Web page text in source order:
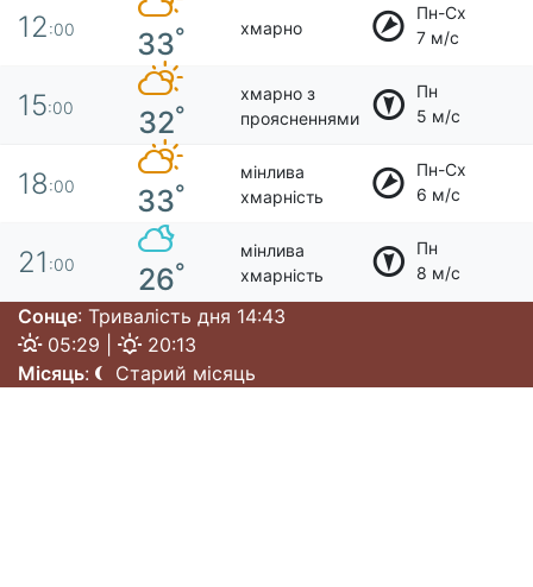
12:00 33° хмарно
Пн-Сх
7 м/с
15:00 32°
хмарно з
проясненнями
Пн
5 м/с
18:00 33°
мінлива
хмарність
Пн-Сх
6 м/с
21 :00 26°
мінлива
хмарність
Пн
8 м/с
Сонце: Тривалість дня 14:43
05:29 |
20:13
Місяць: Старий місяць